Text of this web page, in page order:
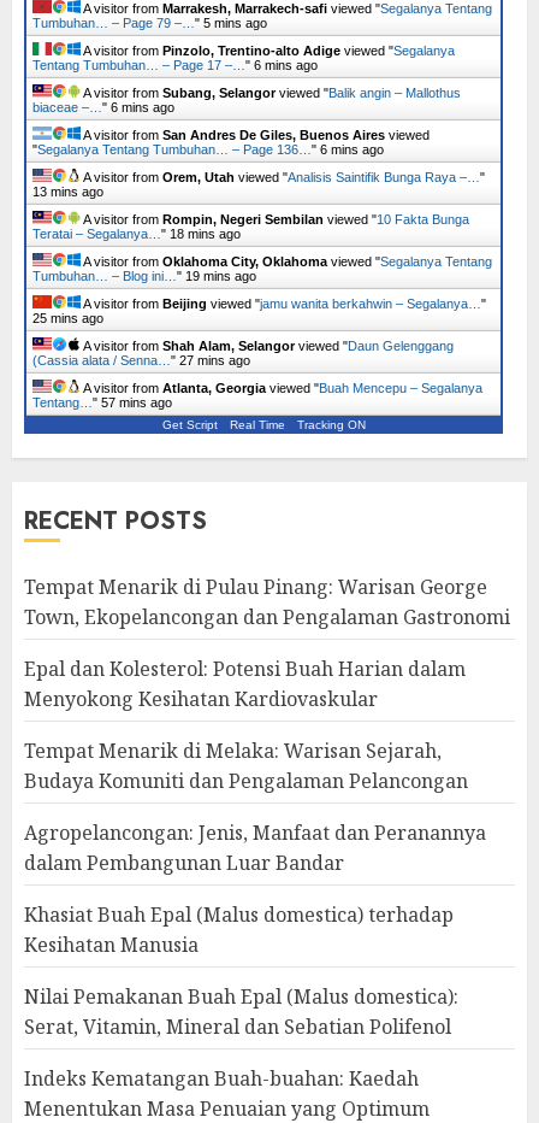
A visitor from Marrakesh, Marrakech-safi viewed "Segalanya Tentang
Tumbuhan… – Page 79 –… " 5 mins ago
A visitor from Pinzolo, Trentino-alto Adige viewed "Segalanya
Tentang Tumbuhan… – Page 17 –… " 6 mins ago
A visitor from Subang, Selangorviewed "Balik angin – Mallothus
biaceae –… " 6 mins ago
A visitor from San Andres De Giles, Buenos Aires viewed
"Segalanya Tentang Tumbuhan… – Page 136… " 6 mins ago
A visitor from Orem, Utah viewed "Analisis Saintifik Bunga Raya –… "
13 mins ago
A visitor from Rompin, Negeri Sembilan viewed "10 Fakta Bunga
Teratai – Segalanya… " 18 mins ago
A visitor from Oklahoma City, Oklahoma viewed "Segalanya Tentang
Tumbuhan… – Blog ini… " 19 mins ago
A visitor from Beijing viewed "jamu wanita berkahwin – Segalanya… "
25 mins ago
A visitor from Shah Alam, Selangorviewed "Daun Gelenggang
(Cassia alata / Senna… " 27 mins ago
A visitor from Atlanta, Georgia viewed "Buah Mencepu – Segalanya
Tentang… " 57 mins ago
Get Script Real Time Tracking ON
RECENT POSTS
Tempat Menarik di Pulau Pinang: Warisan George
Town, Ekopelancongan dan Pengalaman Gastronomi
Epal dan Kolesterol: Potensi Buah Harian dalam
Menyokong Kesihatan Kardiovaskular
Tempat Menarik di Melaka: Warisan Sejarah,
Budaya Komuniti dan Pengalaman Pelancongan
Agropelancongan: Jenis, Manfaat dan Peranannya
dalam Pembangunan Luar Bandar
Khasiat Buah Epal (Malus domestica) terhadap
Kesihatan Manusia
Nilai Pemakanan Buah Epal (Malus domestica):
Serat, Vitamin, Mineral dan Sebatian Polifenol
Indeks Kematangan Buah-buahan: Kaedah
Menentukan Masa Penuaian yang Optimum